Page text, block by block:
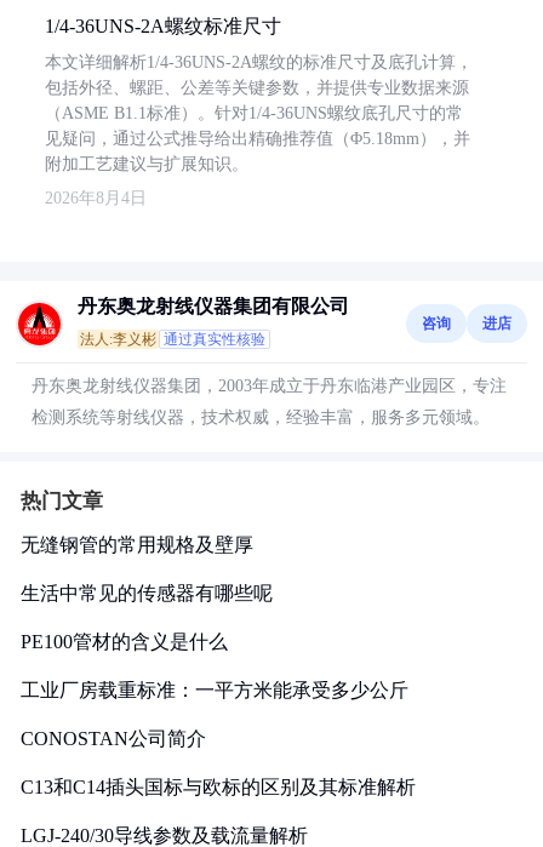
1/4-36UNS-2A螺纹标准尺寸
本文详细解析1/4-36UNS-2A螺纹的标准尺寸及底孔计算，
包括外径、螺距、公差等关键参数，并提供专业数据来源
（ASME B1.1标准）。针对1/4-36UNS螺纹底孔尺寸的常
见疑问，通过公式推导给出精确推荐值（Φ5.18mm），并
附加工艺建议与扩展知识。
2026年8月4日
丹东奥龙射线仪器集团有限公司
法人:李义彬 通过真实性核验
咨询 进店
丹东奥龙射线仪器集团，2003年成立于丹东临港产业园区，专注
检测系统等射线仪器，技术权威，经验丰富，服务多元领域。
热门文章
无缝钢管的常用规格及壁厚
生活中常见的传感器有哪些呢
PE100管材的含义是什么
工业厂房载重标准：一平方米能承受多少公斤
CONOSTAN公司简介
C13和C14插头国标与欧标的区别及其标准解析
LGJ-240/30导线参数及载流量解析